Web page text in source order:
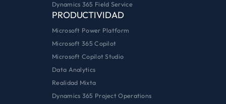
Dynamics 365 Field Service
PRODUCTIVIDAD
Microsoft Power Platform
Microsoft 365 Copilot
Microsoft Copilot Studio
Data Analytics
Realidad Mixta
Dynamics 365 Project Operations